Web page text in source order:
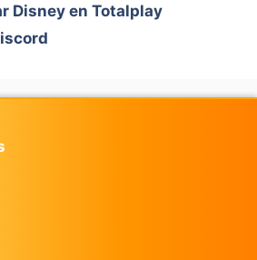
Disney en Totalplay